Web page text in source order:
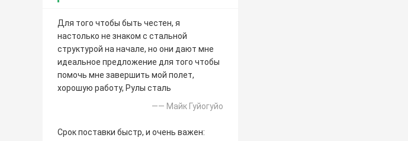
Для того чтобы быть честен, я
настолько не знаком с стальной
структурой на начале, но они дают мне
идеальное предложение для того чтобы
помочь мне завершить мой полет,
хорошую работу, Рулы сталь
—— Майк Гуйогуйо
Срок поставки быстр, и очень важен: